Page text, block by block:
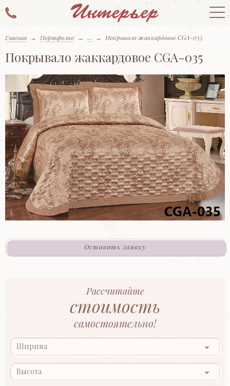
Главная → Портфолио → ... → Покрывало жаккардовое CGA-035
Покрывало жаккардовое CGA-035
Оставить заявку
Рассчитайте
стоимость
самостоятельно!
Ширина
Высота